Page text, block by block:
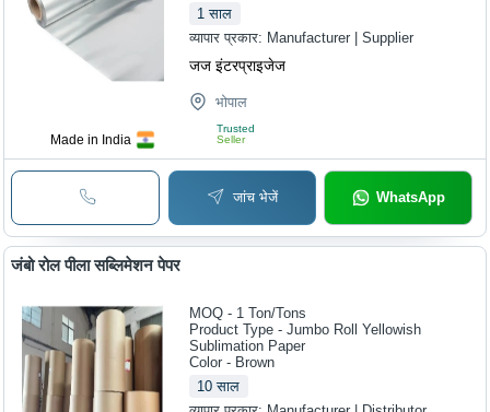
Made in India
1 साल
व्यापार प्रकार: Manufacturer | Supplier
जज इंटरप्राइजेज
भोपाल
Trusted
Seller
जांच भेजें WhatsApp
जंबो रोल पीला सब्लिमेशन पेपर
MOQ - 1 Ton/Tons
Product Type - Jumbo Roll Yellowish
Sublimation Paper
Color - Brown
10 साल